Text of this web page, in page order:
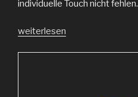
individuelle Touch nicht fehlen.
„Endspurt
weiterlesen